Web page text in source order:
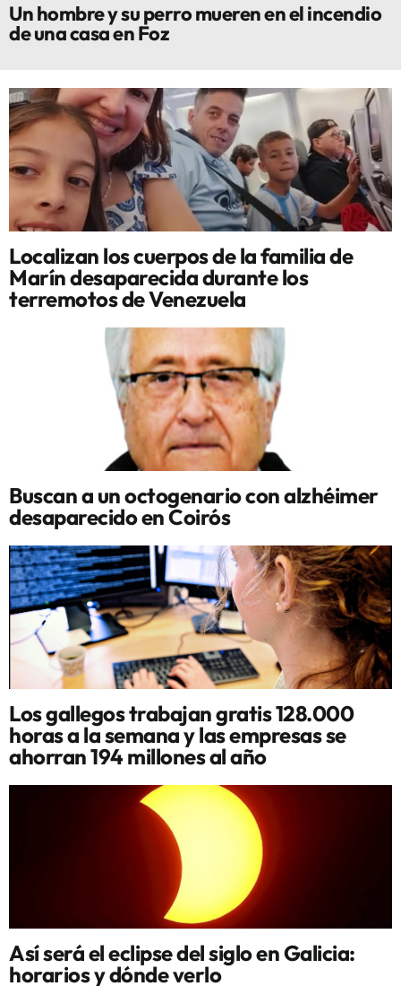
Un hombre y su perro mueren en el incendio
de una casa en Foz
Localizan los cuerpos de la familia de
Marín desaparecida durante los
terremotos de Venezuela
Buscan a un octogenario con alzhéimer
desaparecido en Coirós
Los gallegos trabajan gratis 128.000
horas a la semana y las empresas se
ahorran 194 millones al año
Así será el eclipse del siglo en Galicia:
horarios y dónde verlo